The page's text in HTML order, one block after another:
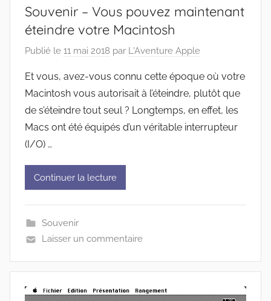
Souvenir – Vous pouvez maintenant
éteindre votre Macintosh
Publié le 11 mai 2018 par L'Aventure Apple
Et vous, avez-vous connu cette époque où votre
Macintosh vous autorisait à l’éteindre, plutôt que
de s’éteindre tout seul ? Longtemps, en effet, les
Macs ont été équipés d’un véritable interrupteur
(I/O) …
Continuer la lecture
Souvenir
Laisser un commentaire